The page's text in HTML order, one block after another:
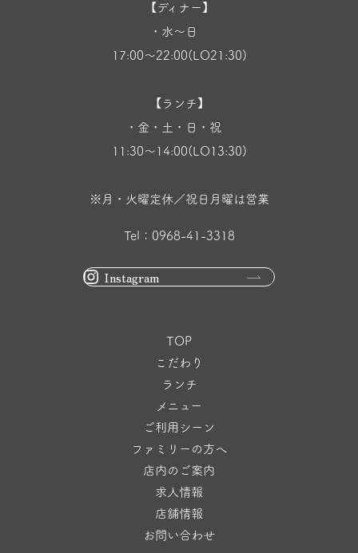
【ディナー】
・水〜日
17:00〜22:00(LO21:30)
【ランチ】
・金・土・日・祝
11:30〜14:00(LO13:30)
※月・火曜定休／祝日月曜は営業
Tel：0968-41-3318
Instagram
TOP
こだわり
ランチ
メニュー
ご利用シーン
ファミリーの方へ
店内のご案内
求人情報
店舗情報
お問い合わせ